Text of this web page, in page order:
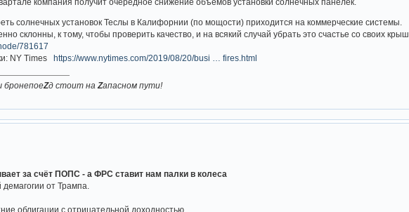
солнечных установок Теслы в Калифорнии (по мощости) приходится на коммерческие системы.
склонны, к тому, чтобы проверить качество, и на всякий случай убрать это счастье со своих крыш.
781617
NY Timeshttps://www.nytimes.com/2019/08/20/busi … fires.html
бронепоеZд стоит наZапасном пути!
за счёт ПОПС - а ФРС ставит нам палки в колеса
от Трампа.
облигации с отрицательной доходностью.